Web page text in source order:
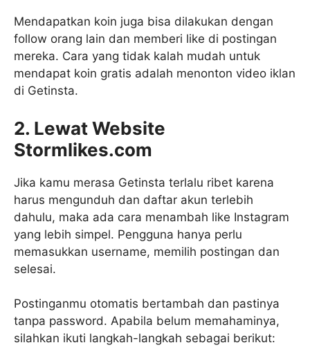
Mendapatkan koin juga bisa dilakukan dengan
follow orang lain dan memberi like di postingan
mereka. Cara yang tidak kalah mudah untuk
mendapat koin gratis adalah menonton video iklan
di Getinsta.
2. Lewat Website
Stormlikes.com
Jika kamu merasa Getinsta terlalu ribet karena
harus mengunduh dan daftar akun terlebih
dahulu, maka ada cara menambah like Instagram
yang lebih simpel. Pengguna hanya perlu
memasukkan username, memilih postingan dan
selesai.
Postinganmu otomatis bertambah dan pastinya
tanpa password. Apabila belum memahaminya,
silahkan ikuti langkah-langkah sebagai berikut: